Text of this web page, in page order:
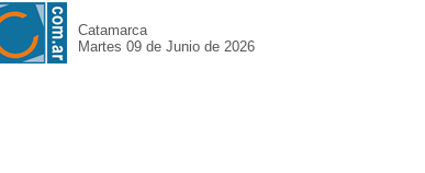
Catamarca
Martes 09 de Junio de 2026